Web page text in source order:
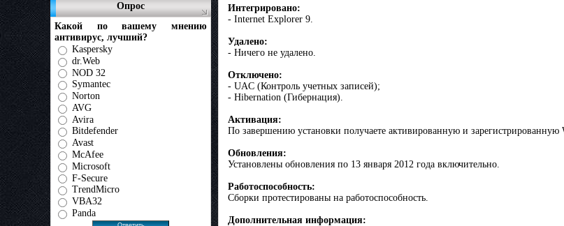
Опрос
Какой по вашему мнению
антивирус, лучший?
Kaspersky
dr.Web
NOD 32
Symantec
Norton
AVG
Avira
Bitdefender
Avast
McAfee
Microsoft
F-Secure
TrendMicro
VBA32
Panda
Интегрировано:
- Internet Explorer 9.
Удалено:
- Ничего не удалено.
Отключено:
- UAC (Контроль учетных записей);
- Hibernation (Гибернация).
Активация:
По завершению установки получаете активированную и
Обновления:
Установлены обновления по 13 января 2012 года включительно.
Работоспособность:
Сборки протестированы на работоспособность.
Дополнительная информация: